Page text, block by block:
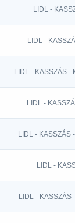
LIDL -
LIDL -
LIDL - KASSZÁS -
LIDL -
LIDL - KASSZÁS
LIDL -
LIDL - KASSZÁS